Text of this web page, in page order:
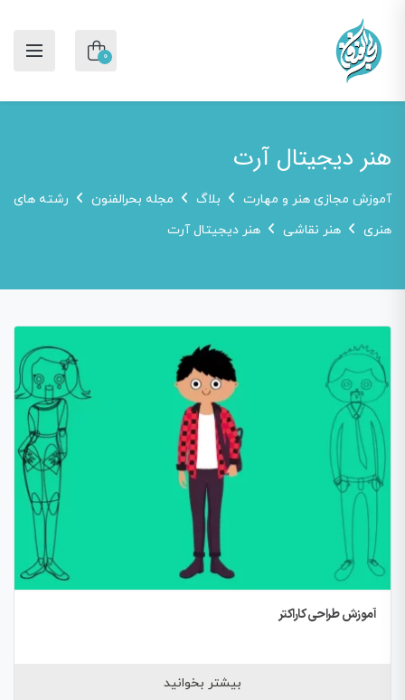
0
هنر دیجیتال آرت
آموزش مجازی هنر و مهارت بلاگ مجله بحرالفنون
رشته های
هنری
هنر نقاشی هنر دیجیتال آرت
آموزش طراحی کاراکتر
بیشتر بخوانید